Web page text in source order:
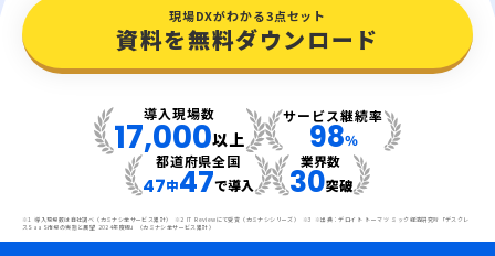
現場DXがわかる3点セット
資料を無料ダウンロード
導入現場数
17,000以上
サービス継続率
98％
都道府県全国
47中47で導入
業界数
30突破
※1 導入現場数は自社調べ（カミナシ全サービス累計） ※2 IT Reviewにて受賞（カミナシシリーズ） ※3 ※出典：デロイト トーマツ ミック経済研究所「デスクレ
スSaaS市場の実態と展望 2024年度版」（カミナシ全サービス累計）